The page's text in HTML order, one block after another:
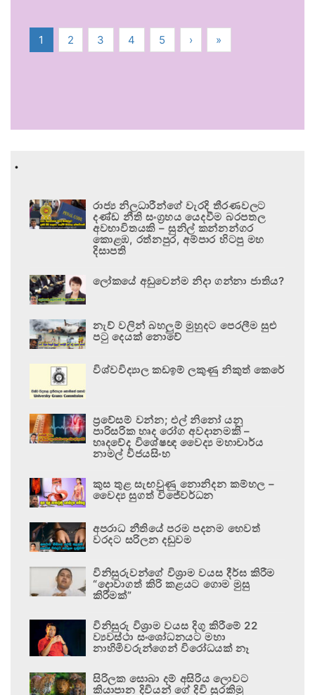
1 2 3 4 5 › »
.
රාජ්‍ය නිලධාරීන්ගේ වැරදි තීරණවලට
දණ්ඩ නීති සංග්‍රහය යෙදවීම බරපතල
අවභාවිතයකි – සුනිල් කන්නන්ගර
කොළඹ, රත්නපුර, අම්පාර හිටපු මහ
දිසාපති
ලෝකයේ අඩුවෙන්ම නිදා ගන්නා ජාතිය?
නැව් වලින් බහලුම් මුහුදට පෙරලීම සුළු
පටු දෙයක් නොවේ
විශ්වවිද්‍යාල කඩඉම් ලකුණු නිකුත් කෙරේ
ප්‍රවේසම් වන්න; එල් නිනෝ යනු
පාරිසරික හෘද රෝග අවදානමකි –
හෘදවේද විශේෂඥ වෛද්‍ය මහාචාර්ය
නාමල් විජයසිංහ
කුස තුළ සැඟවුණු නොනිදන කම්හල –
වෛද්‍ය සුගත් විජේවර්ධන
අපරාධ නීතියේ පරම පදනම හෙවත්
වරදට සරිලන දඬුවම
විනිසුරුවන්ගේ විශ්‍රාම වයස දීර්ඝ කිරීම
“දොවාගත් කිරි කළයට ගොම මුසු
කිරීමක්”
විනිසුරු විශ්‍රාම වයස දිගු කිරීමේ 22
ව්‍යවස්ථා සංශෝධනයට මහා
නාහිමිවරුන්ගෙන් විරෝධයක් නෑ
සිරිලක සොබා දම් අසිරිය ලොවට
කියාපාන දිවියන් ගේ දිවි සුරකිමු